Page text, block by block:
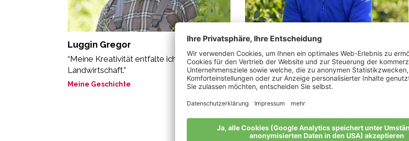
Luggin Gregor
“Meine Kreativität entfalte ich in der Bio-
Landwirtschaft.”
Meine Geschichte
LesinaDebiasi Martin
„Von Gutem kommt Gutes: Bio ist eine
ganzheitliche Philosophie.“
Meine Geschichte
Alle Bio-Bauern im Überblick